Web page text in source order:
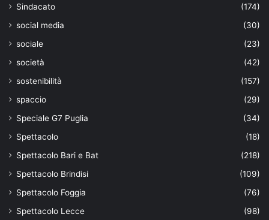
Sindacato
(174)
social media
(30)
sociale
(23)
società
(42)
sostenibilità
(157)
spaccio
(29)
Speciale G7 Puglia
(34)
Spettacolo
(18)
Spettacolo Bari e Bat
(218)
Spettacolo Brindisi
(109)
Spettacolo Foggia
(76)
Spettacolo Lecce
(98)